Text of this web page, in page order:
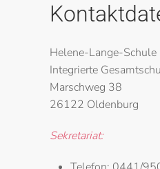
Helene-Lange-Schule
Integrierte
Marschweg 38
26122 Oldenburg
Sekretariat: